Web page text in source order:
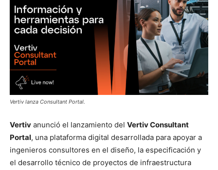
Vertiv lanza Consultant Portal.
Vertiv anunció el lanzamiento del Vertiv Consultant
Portal, una plataforma digital desarrollada para apoyar a
ingenieros consultores en el diseño, la especificación y
el desarrollo técnico de proyectos de infraestructura